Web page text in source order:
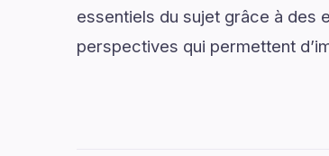
essentiels du sujet grâce à des
perspectives qui permettent